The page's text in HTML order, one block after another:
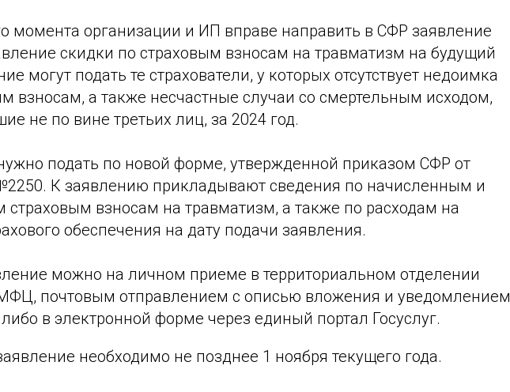
момента организации и ИП вправе направить в СФР заявление
скидки по страховым взносам на травматизм на будущий
могут подать те страхователи, у которых отсутствует недоимка
взносам, а также несчастные случаи со смертельным исходом,
не по вине третьих лиц, за 2024 год.
подать по новой форме, утвержденной приказом СФР от
К заявлению прикладывают сведения по начисленным и
взносам на травматизм, а также по расходам на
обеспечения на дату подачи заявления.
можно на личном приеме в территориальном отделении
почтовым отправлением с описью вложения и уведомлением
в электронной форме через единый портал Госуслуг.
необходимо не позднее ‎1 ноября текущего года.